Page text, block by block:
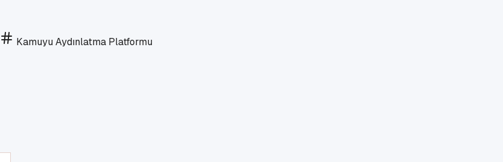
Kamuyu Aydınlatma Platformu